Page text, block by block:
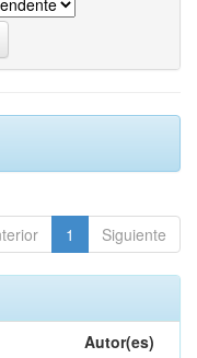
1 Siguiente
Autor(es)